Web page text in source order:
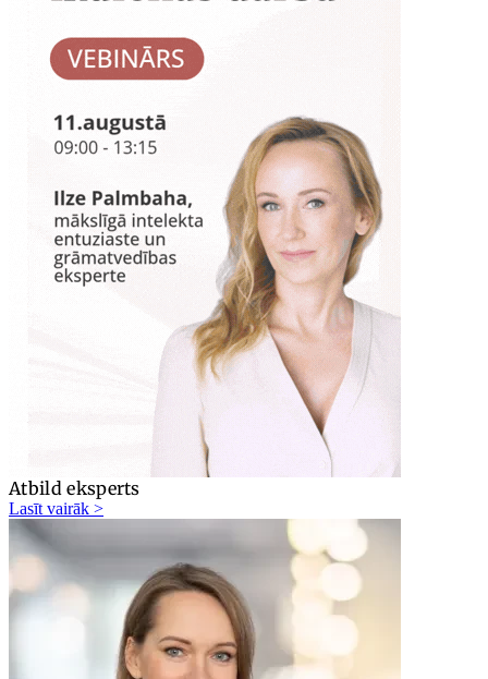
Atbild eksperts
Lasīt vairāk >